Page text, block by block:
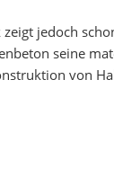
jedoch
seine
von